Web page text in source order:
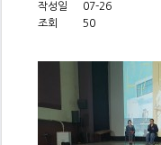
작성일
07-26
조회
50